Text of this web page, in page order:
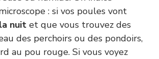
: si vos poules vont
la nuit et que vous trouvez des
des perchoirs ou des pondoirs,
au pou rouge. Si vous voyez